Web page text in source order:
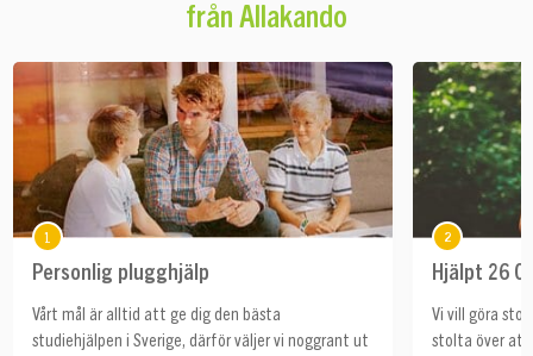
från Allakando
1
Personlig plugghjälp
Vårt mål är alltid att ge dig den bästa
studiehjälpen i Sverige, därför väljer vi noggrant ut
2
Hjälpt 26
Vi vill göra
stolta över att